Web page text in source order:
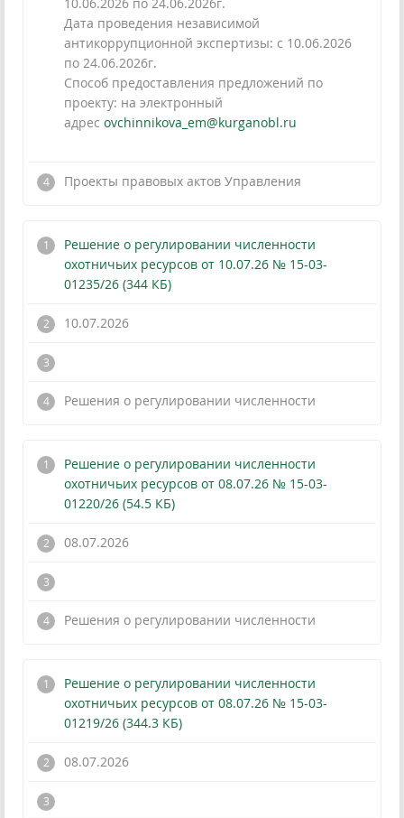
Дата проведения независимой
антикоррупционной экспертизы: с 10.06.2026
по 24.06.2026г.
Способ предоставления предложений по
проекту: на электронный
адрес ovchinnikova_em@kurganobl.ru
Проекты правовых актов Управления
Решение о регулировании численности
охотничьих ресурсов от 10.07.26 № 15-03-
01235/26 (344 КБ)
10.07.2026
Решения о регулировании численности
Решение о регулировании численности
охотничьих ресурсов от 08.07.26 № 15-03-
01220/26 (54.5 КБ)
08.07.2026
Решения о регулировании численности
Решение о регулировании численности
охотничьих ресурсов от 08.07.26 № 15-03-
01219/26 (344.3 КБ)
08.07.2026